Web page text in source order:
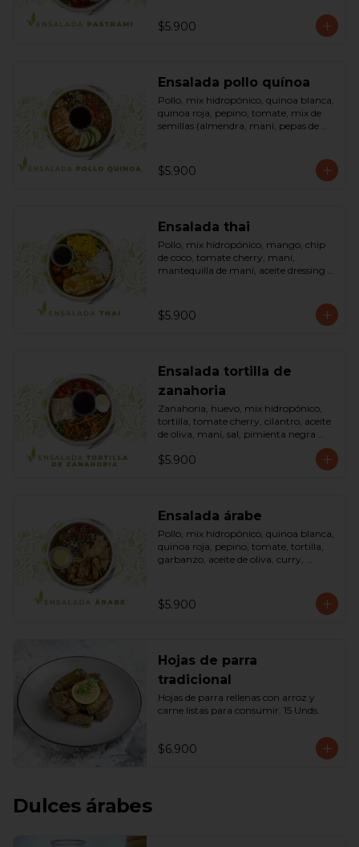
(vinagre de vino blanco, azúcar,
mostaza). Bowl.
$5.900
Ensalada pollo quínoa
Pollo, mix hidropónico, quinoa blanca,
quinoa roja, pepino, tomate, mix de
semillas (almendra, maní, pepas de
mostaza (salsa de soya, azúcar, limón,
aceite de sésamo y mostaza). Bowl.
$5.900
Ensalada thai
Pollo, mix hidropónico, mango, chip
de coco, tomate cherry, maní,
mantequilla de maní, aceite dressing
$5.900
Ensalada tortilla de
zanahoria
Zanahoria, huevo, mix hidropónico,
tortilla, tomate cherry, cilantro, aceite
de oliva, maní, sal, pimienta negra
soya, azúcar, limón, aceite de sésamo
$5.900
Ensalada árabe
Pollo, mix hidropónico, quinoa blanca,
quinoa roja, pepino, tomate, tortilla,
garbanzo, aceite de oliva, curry,
Bowl.
$5.900
Hojas de parra
tradicional
Hojas de parra rellenas con arroz y
carne listas para consumir. 15 Unds.
$6.900
Dulces árabes